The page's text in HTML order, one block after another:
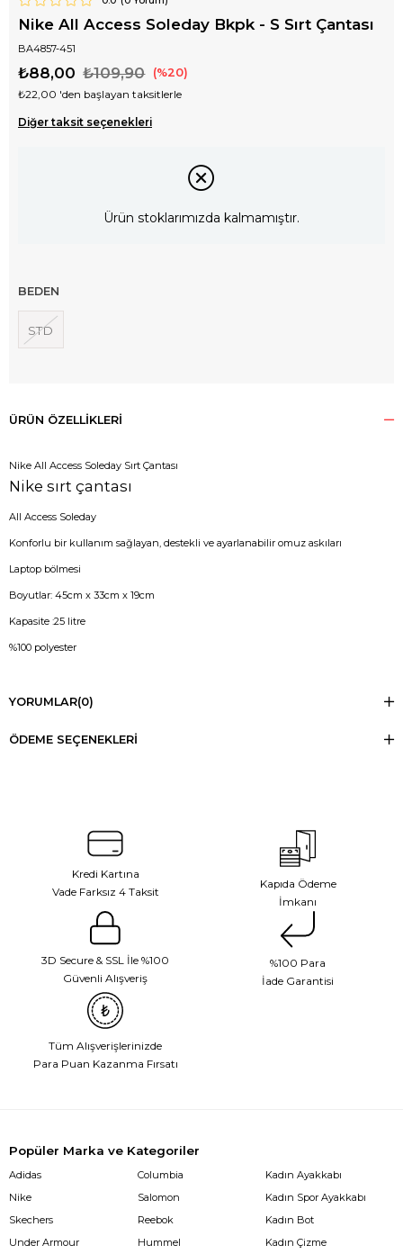
Nike All Access Soleday Bkpk - S Sırt Çantası
BA4857-451
₺109,90
₺88,00 20
₺22,00 'den başlayan taksitlerle
Diğer taksit seçenekleri
Ürün stoklarımızda kalmamıştır.
BEDEN
STD
ÜRÜN ÖZELLIKLERI
Nike All Access Soleday Sırt Çantası
Nike sırt çantası
All Access Soleday
Konforlu bir kullanım sağlayan, destekli ve ayarlanabilir omuz askıları
Laptop bölmesi
Boyutlar: 45cm x 33cm x 19cm
Kapasite :25 litre
%100 polyester
YORUMLAR(0)
ÖDEME SEÇENEKLERI
Kredi Kartına
Vade Farksız 4 Taksit
Kapıda Ödeme
İmkanı
3D Secure & SSL İle %100
Güvenli Alışveriş
%100 Para
İade Garantisi
Tüm Alışverişlerinizde
Para Puan Kazanma Fırsatı
Popüler Marka ve Kategoriler
Adidas
Nike
Skechers
Under Armour
Columbia
Salomon
Reebok
Hummel
Kadın Ayakkabı
Kadın Spor Ayakkabı
Kadın Bot
Kadın Çizme